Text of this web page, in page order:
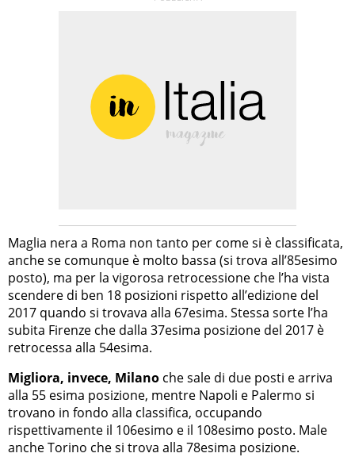
Maglia nera a Roma non tanto per come si è classificata,
anche se comunque è molto bassa (si trova all’85esimo
posto), ma per la vigorosa retrocessione che l’ha vista
scendere di ben 18 posizioni rispetto all’edizione del
2017 quando si trovava alla 67esima. Stessa sorte l’ha
subita Firenze che dalla 37esima posizione del 2017 è
retrocessa alla 54esima.
Migliora, invece, Milano che sale di due posti e arriva
alla 55 esima posizione, mentre Napoli e Palermo si
trovano in fondo alla classifica, occupando
rispettivamente il 106esimo e il 108esimo posto. Male
anche Torino che si trova alla 78esima posizione.